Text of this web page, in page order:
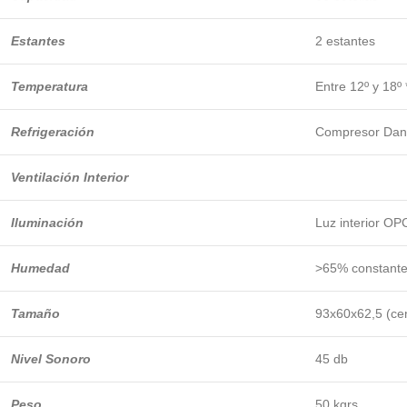
Estantes 2 estantes
Temperatura Entre 12º y 18º
Refrigeración Compresor
Ventilación Interior
Iluminación Luz interior
Humedad >65% constante
Tamaño 93x60x62,5
Nivel Sonoro 45 db